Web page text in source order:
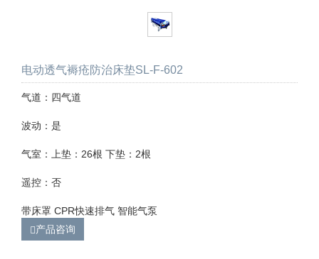
电动透气褥疮防治床垫SL-F-602
气道：四气道
波动：是
气室：上垫：26根 下垫：2根
遥控：否
带床罩 CPR快速排气 智能气泵
产品咨询